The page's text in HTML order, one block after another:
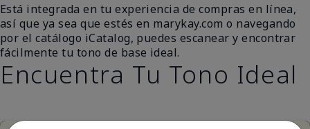
Está integrada en tu experiencia de compras en línea,
así que ya sea que estés en marykay.com o navegando
por el catálogo iCatalog, puedes escanear y encontrar
fácilmente tu tono de base ideal.
Encuentra Tu Tono Ideal